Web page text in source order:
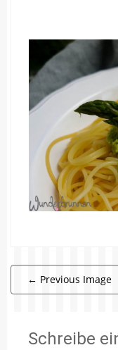
← Previous Image
Schreibe